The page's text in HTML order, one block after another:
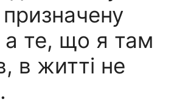
а те, що я там
в житті не